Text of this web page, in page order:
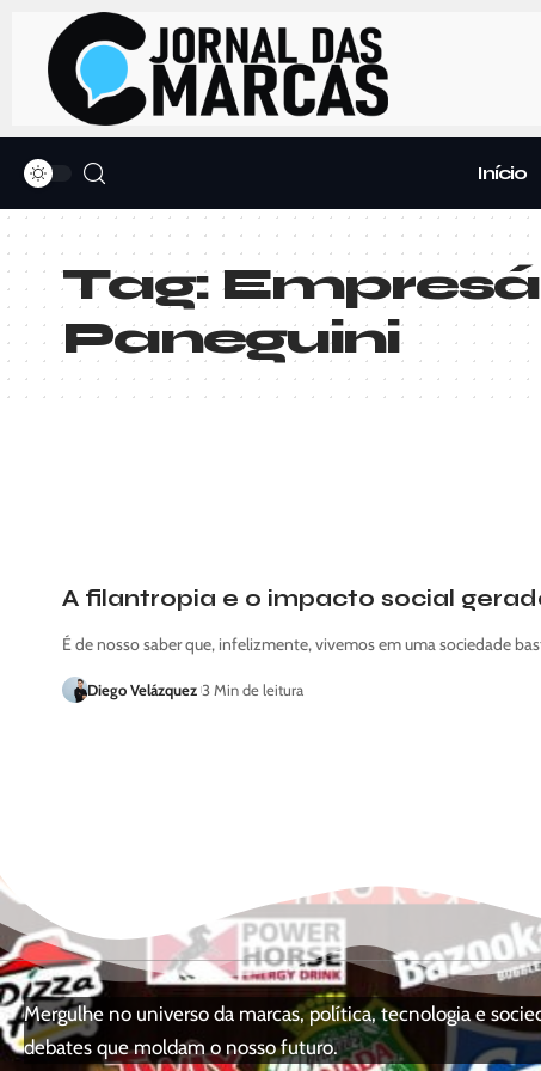
Início
Tag:
Paneguini
A filantropia e o impacto social
É de nosso saber que, infelizmente, vivemos em uma sociedade
Diego Velázquez 3 Min de leitura
Mergulhe no universo da marcas, política, tecnologia e
debates que moldam o nosso futuro.